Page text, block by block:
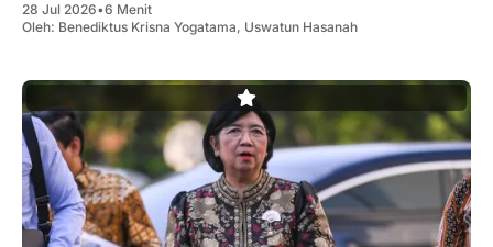
28 Jul 2026•6 Menit
Oleh: Benediktus Krisna Yogatama, Uswatun Hasanah